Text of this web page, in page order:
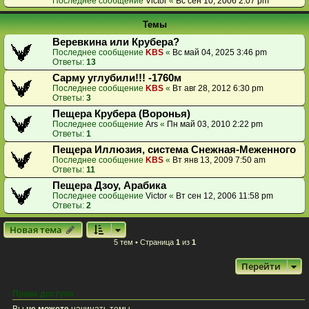
Темы
Веревкина или Крубера?
Последнее сообщение KBS « Вс май 04, 2025 3:46 pm
Ответы: 13
Сарму углубили!!! -1760м
Последнее сообщение KBS « Вт авг 28, 2012 6:30 pm
Ответы: 3
Пещера Крубера (Воронья)
Последнее сообщение Ars « Пн май 03, 2010 2:22 pm
Ответы: 1
Пещера Иллюзия, система Снежная-Меженного
Последнее сообщение KBS « Вт янв 13, 2009 7:50 am
Ответы: 11
Пещера Дзоу, Арабика
Последнее сообщение Victor « Вт сен 12, 2006 11:58 pm
Ответы: 2
Новая тема
5 тем • Страница 1 из 1
Перейти
Права доступа